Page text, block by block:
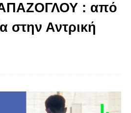
: από
στην Αντρική